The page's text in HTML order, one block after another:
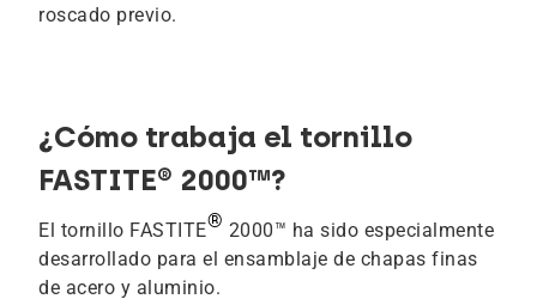
roscado previo.
¿Cómo trabaja el tornillo
FASTITE® 2000™?
El tornillo FASTITE® 2000™ ha sido especialmente
desarrollado para el ensamblaje de chapas finas
de acero y aluminio.